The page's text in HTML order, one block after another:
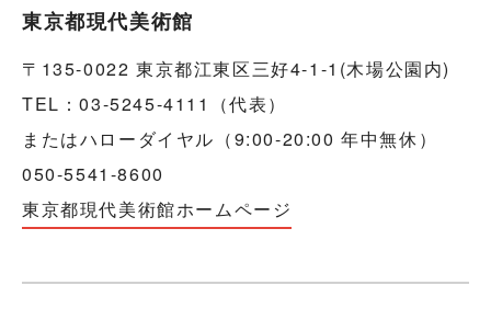
東京都現代美術館
〒135-0022 東京都江東区三好4-1-1(木場公園内)
TEL：03-5245-4111（代表）
またはハローダイヤル（9:00-20:00 年中無休）
050-5541-8600
東京都現代美術館ホームページ